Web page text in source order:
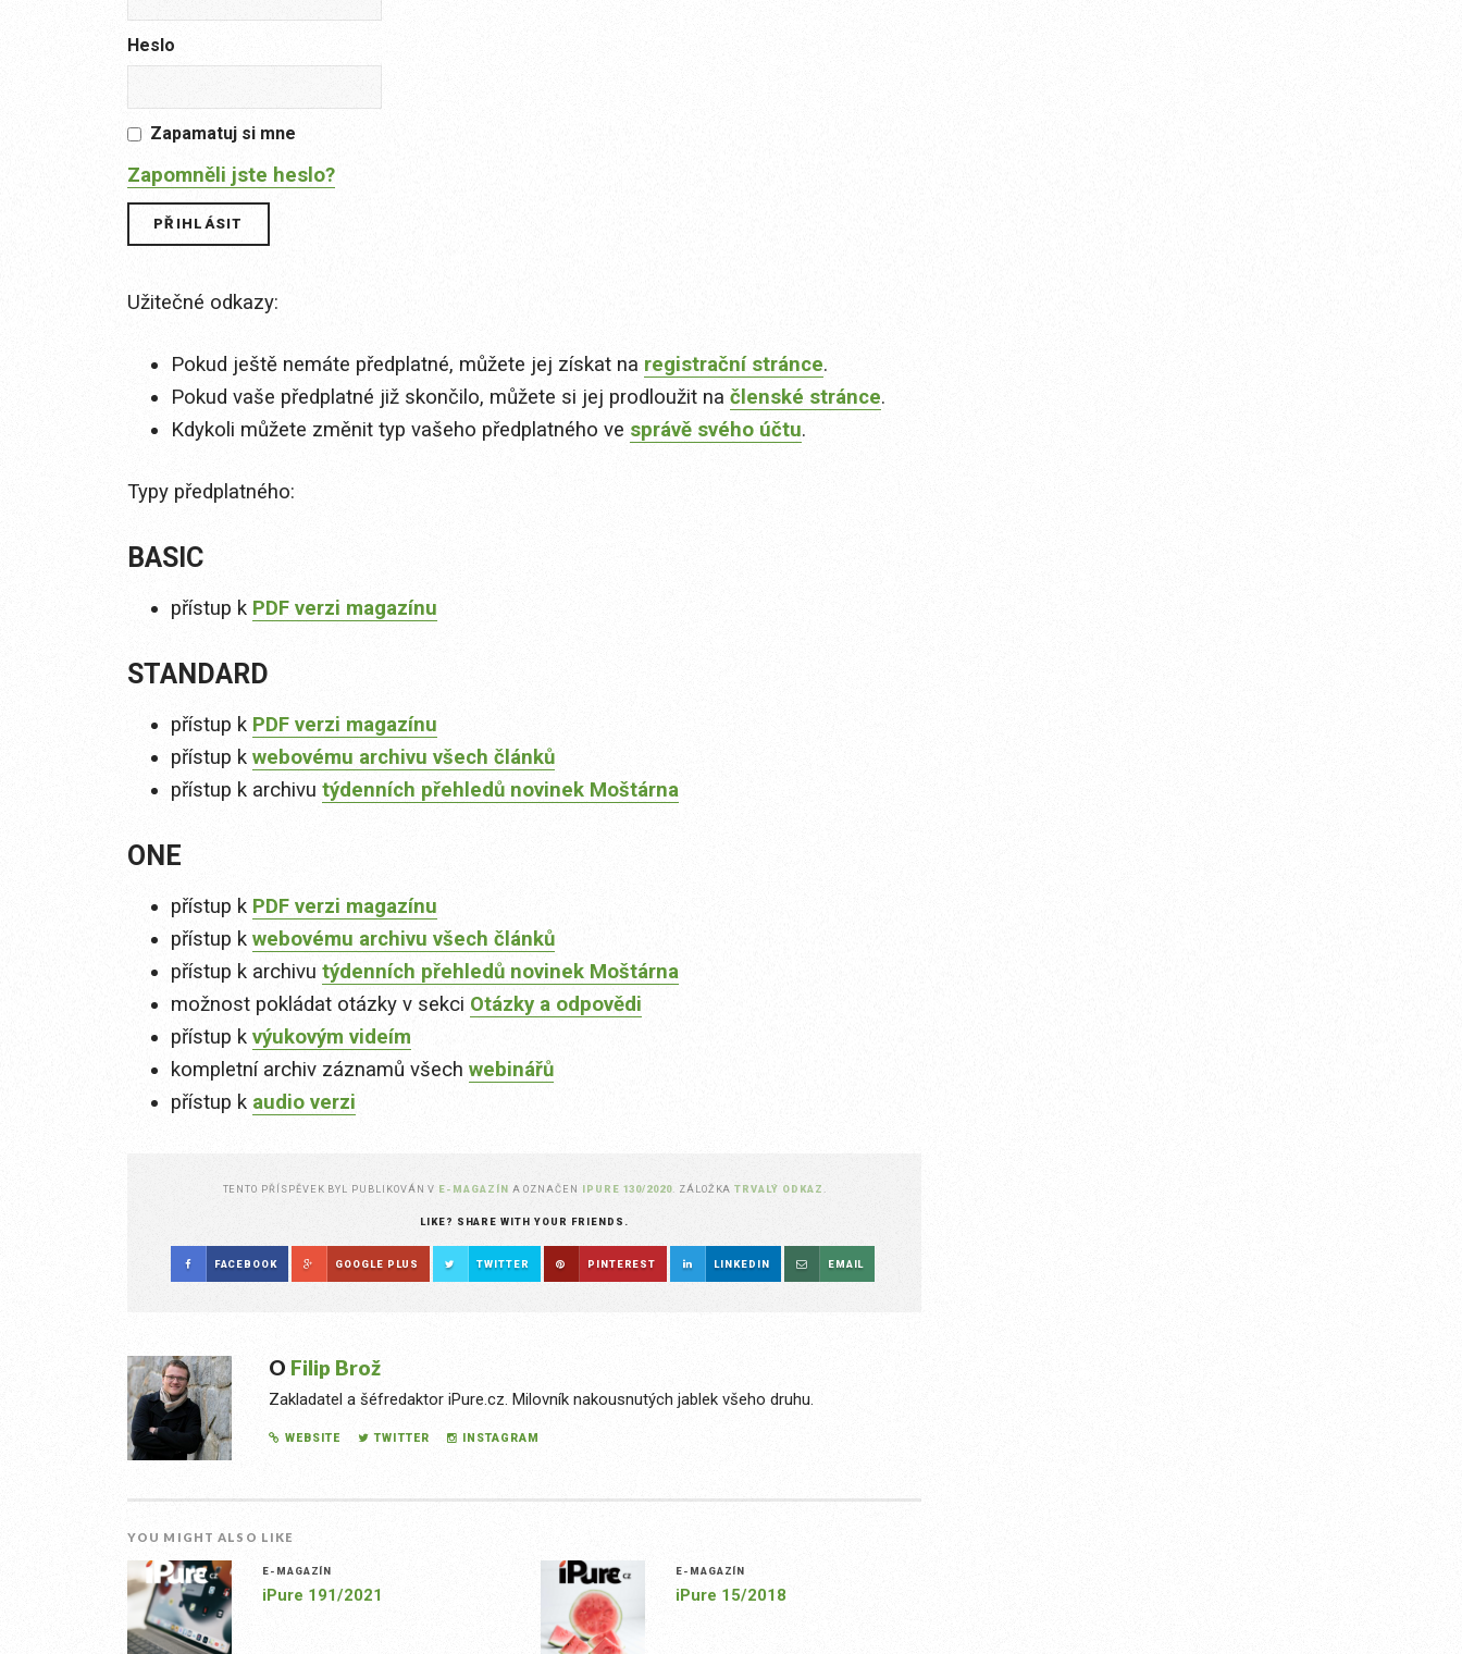
Heslo
Zapamatuj si mne
Zapomněli jste heslo?
Užitečné odkazy:
Pokud ještě nemáte předplatné, můžete jej získat na registrační stránce.
Pokud vaše předplatné již skončilo, můžete si jej prodloužit na členské stránce.
Kdykoli můžete změnit typ vašeho předplatného ve správě svého účtu.
Typy předplatného:
BASIC
přístup k PDF verzi magazínu
STANDARD
přístup k PDF verzi magazínu
přístup k webovému archivu všech článků
přístup k archivu týdenních přehledů novinek Moštárna
ONE
přístup k PDF verzi magazínu
přístup k webovému archivu všech článků
přístup k archivu týdenních přehledů novinek Moštárna
možnost pokládat otázky v sekci Otázky a odpovědi
přístup k výukovým videím
kompletní archiv záznamů všech webinářů
přístup k audio verzi
TENTO PŘÍSPĚVEK BYL PUBLIKOVÁN V E-MAGAZÍN A OZNAČEN IPURE 130/2020 . ZÁLOŽKATRVALÝ ODKAZ
LIKE? SHARE WITH YOUR FRIENDS.
FACEBOOK GOOGLE PLUS TWITTER PINTEREST LINKEDIN EMAIL
O Filip Brož
Zakladatel a šéfredaktor iPure.cz. Milovník nakousnutých jablek všeho druhu.
WEBSITE TWITTER INSTAGRAM
YOU MIGHT ALSO LIKE
E-MAGAZÍN
iPure 191/2021
E-MAGAZÍN
iPure 15/2018